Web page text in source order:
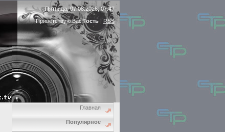
Пятница, 07.08.2026, 07:47
Приветствую ВасГость| RSS
Главная
Популярное